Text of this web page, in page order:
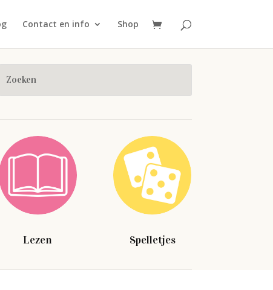
Contact en info Shop
Lezen Spelletjes